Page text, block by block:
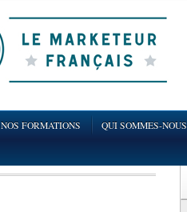
NOS FORMATIONS QUI SOMMES-NOUS